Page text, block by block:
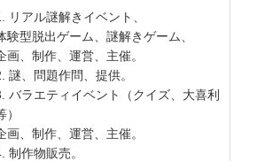
リアル謎解きイベント、
験型脱出ゲーム、謎解きゲーム、
画、制作、運営、主催。
謎、問題作問、提供。
バラエティイベント（クイズ、大喜利
）
画、制作、運営、主催。
制作物販売。